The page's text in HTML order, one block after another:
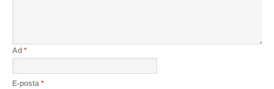
Ad *
E-posta *